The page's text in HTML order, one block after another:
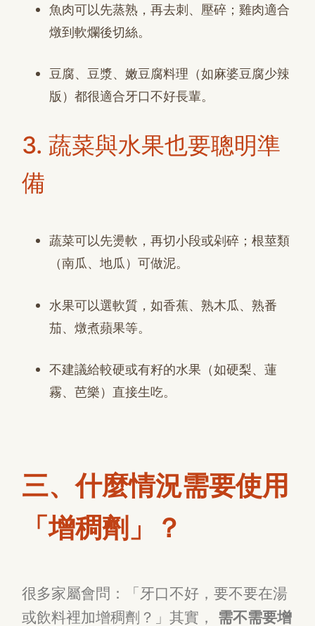
魚肉可以先蒸熟，再去刺、壓碎；雞肉適合
燉到軟爛後切絲。
豆腐、豆漿、嫩豆腐料理（如麻婆豆腐少辣
版）都很適合牙口不好長輩。
3. 蔬菜與水果也要聰明準
備
蔬菜可以先燙軟，再切小段或剁碎；根莖類
（南瓜、地瓜）可做泥。
水果可以選軟質，如香蕉、熟木瓜、熟番
茄、燉煮蘋果等。
不建議給較硬或有籽的水果（如硬梨、蓮
霧、芭樂）直接生吃。
三、什麼情況需要使用
「增稠劑」？
很多家屬會問：「牙口不好，要不要在湯
或飲料裡加增稠劑？」其實， 需不需要增